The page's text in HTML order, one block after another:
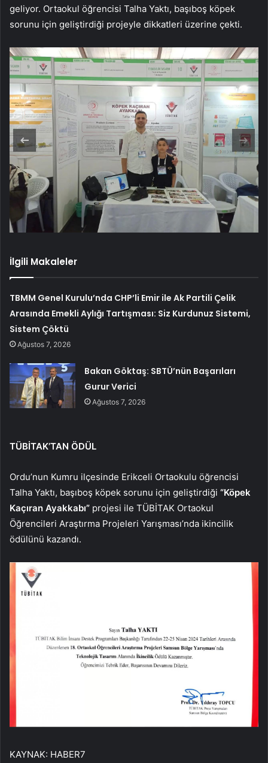
geliyor. Ortaokul öğrencisi Talha Yaktı, başıboş köpek
sorunu için geliştirdiği projeyle dikkatleri üzerine çekti.
İlgili Makaleler
TBMM Genel Kurulu’nda CHP’li Emir ile Ak Partili Çelik
Arasında Emekli Aylığı Tartışması: Siz Kurdunuz Sistemi,
Sistem Çöktü
Ağustos 7, 2026
Bakan Göktaş: SBTÜ’nün Başarıları
Gurur Verici
Ağustos 7, 2026
TÜBİTAK’TAN ÖDÜL
Ordu’nun Kumru ilçesinde Erikceli Ortaokulu öğrencisi
Talha Yaktı, başıboş köpek sorunu için geliştirdiği “Köpek
Kaçıran Ayakkabı” projesi ile TÜBİTAK Ortaokul
Öğrencileri Araştırma Projeleri Yarışması’nda ikincilik
ödülünü kazandı.
KAYNAK: HABER7